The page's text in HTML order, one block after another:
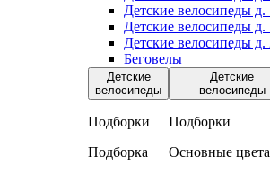
Детские велосипеды д.
Детские велосипеды д.
Детские велосипеды д.
Беговелы
Детские
велосипеды
Подборки
Подборка
Детские
велосипеды
Подборки
Основные цвета